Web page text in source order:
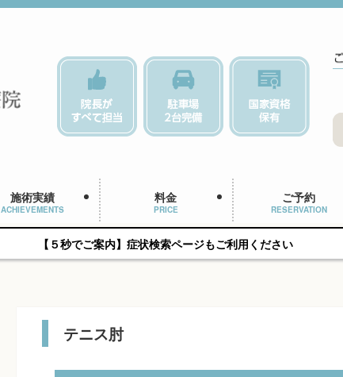
施術実績
ACHIEVEMENTS
料金
PRICE
ご予約
RESERVATION
【５秒でご案内】症状検索ページもご利用ください
テニス肘